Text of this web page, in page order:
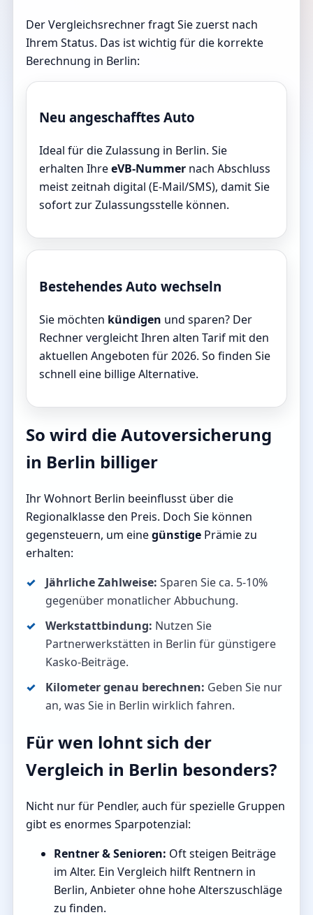
Der Vergleichsrechner fragt Sie zuerst nach
Ihrem Status. Das ist wichtig für die korrekte
Berechnung in Berlin:
Neu angeschafftes Auto
Ideal für die Zulassung in Berlin. Sie
erhalten IhreeVB-Nummer nach Abschluss
meist zeitnah digital (E-Mail/SMS), damit Sie
sofort zur Zulassungsstelle können.
Bestehendes Auto wechseln
Sie möchten kündigen und sparen? Der
Rechner vergleicht Ihren alten Tarif mit den
aktuellen Angeboten für 2026. So finden Sie
schnell eine billige Alternative.
So wird die Autoversicherung
in Berlin billiger
Ihr Wohnort Berlin beeinflusst über die
Regionalklasse den Preis. Doch Sie können
gegensteuern, um einegünstige Prämie zu
erhalten:
Jährliche Zahlweise: Sparen Sie ca. 5-10%
gegenüber monatlicher Abbuchung.
Werkstattbindung: Nutzen Sie
Partnerwerkstätten in Berlin für günstigere
Kasko-Beiträge.
Kilometer genau berechnen: Geben Sie nur
an, was Sie in Berlin wirklich fahren.
Für wen lohnt sich der
Vergleich in Berlin besonders?
Nicht nur für Pendler, auch für spezielle Gruppen
gibt es enormes Sparpotenzial:
Rentner & Senioren: Oft steigen Beiträge
im Alter. Ein Vergleich hilft Rentnern in
Berlin, Anbieter ohne hohe Alterszuschläge
zu finden.